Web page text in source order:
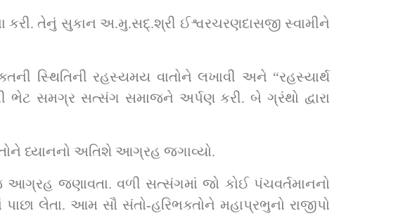
ઈશ્વરચરણદાસજી સ્વામીને
સ્થિતિની રહસ્યમય વાતોને લખાવી અને “રહસ્યાર્થ
ભેટ સમગ્ર સત્સંગ સમાજને અર્પણ કરી. બે ગ્રંથો દ્વારા
ધ્યાનનો અતિશે આગ્રહ જગાવ્યો.
જણાવતા. વળી સત્સંગમાં જો કોઈ પંચવર્તમાનનો
લેતા. આમ સૌ સંતો-હરિભક્તોને મહાપ્રભુનો રાજીપો